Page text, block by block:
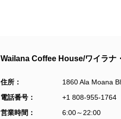
Wailana Coffee House/ワイラナ
住所：
1860 Ala Moana
電話番号：
+1 808-955-1764
営業時間：
6:00～22:00